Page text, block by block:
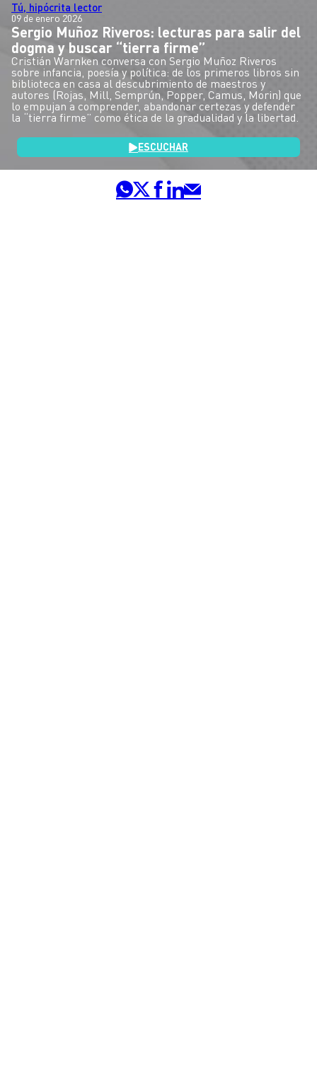
Tú, hipócrita lector
09 de enero 2026
Sergio Muñoz Riveros: lecturas para salir del
dogma y buscar “tierra firme”
Cristián Warnken conversa con Sergio Muñoz Riveros
sobre infancia, poesía y política: de los primeros libros sin
biblioteca en casa al descubrimiento de maestros y
autores (Rojas, Mill, Semprún, Popper, Camus, Morin) que
lo empujan a comprender, abandonar certezas y defender
la “tierra firme” como ética de la gradualidad y la libertad.
ESCUCHAR